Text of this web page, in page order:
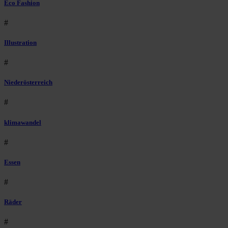
Eco Fashion
#
Illustration
#
Niederösterreich
#
klimawandel
#
Essen
#
Räder
#